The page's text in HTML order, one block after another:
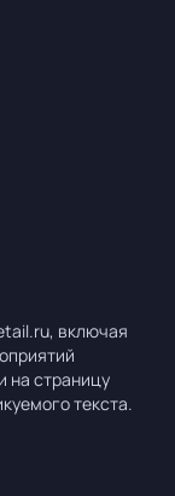
включая
на страницу
текста.